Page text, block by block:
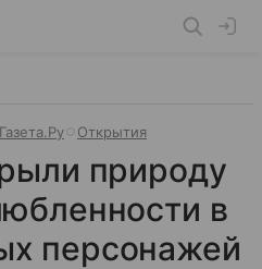
Газета.Ру Открытия
природу
в
персонажей